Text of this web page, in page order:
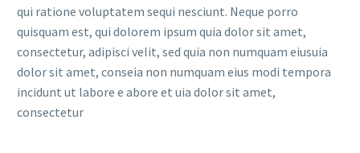
qui ratione voluptatem sequi nesciunt. Neque porro
quisquam est, qui dolorem ipsum quia dolor sit amet,
consectetur, adipisci velit, sed quia non numquam eiusuia
dolor sit amet, conseia non numquam eius modi tempora
incidunt ut labore e abore et uia dolor sit amet,
consectetur